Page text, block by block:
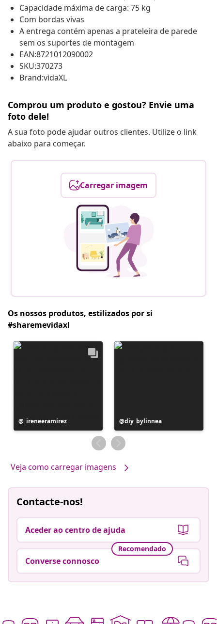
Capacidade máxima de carga: 75 kg
Com bordas vivas
A entrega contém apenas a prateleira de parede
sem os suportes de montagem
EAN:8721012090002
SKU:370273
Brand:vidaXL
Comprou um produto e gostou? Envie uma
foto dele!
A sua foto pode ajudar outros clientes. Utilize o link
abaixo para começar.
Carregar imagem
Os nossos produtos, estilizados por si
#sharemevidaxl
Postagem
publicada
_ireneeramirez
Postagem
publicada
por
diy_bylinnea
Veja como carregar imagens
Contacte-nos!
Aceder ao centro de ajuda
Recomendado
Converse connosco